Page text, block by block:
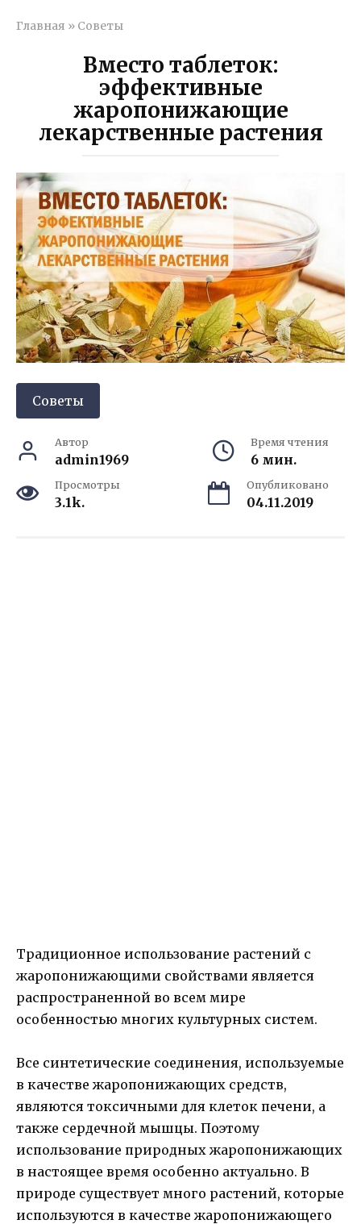
Главная » Советы
Вместо таблеток:
эффективные
жаропонижающие
лекарственные растения
Советы
Автор
admin1969
Время чтения
6 мин.
Просмотры
3.1k.
Опубликовано
04.11.2019
Традиционное использование растений с
жаропонижающими свойствами является
распространенной во всем мире
особенностью многих культурных систем.
Все синтетические соединения, используемые
в качестве жаропонижающих средств,
являются токсичными для клеток печени, а
также сердечной мышцы. Поэтому
использование природных жаропонижающих
в настоящее время особенно актуально. В
природе существует много растений, которые
используются в качестве жаропонижающего